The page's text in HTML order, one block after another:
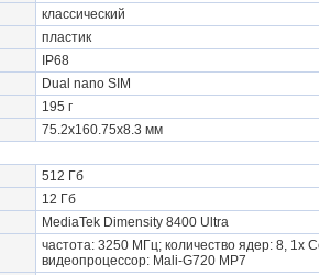
классический
пластик
IP68
Dual nano SIM
195 г
75.2x160.75x8.3 мм
512 Гб
12 Гб
MediaTek Dimensity 8400 Ultra
частота: 3250 МГц; количество ядер: 8, 1x
видеопроцессор: Mali-G720 MP7